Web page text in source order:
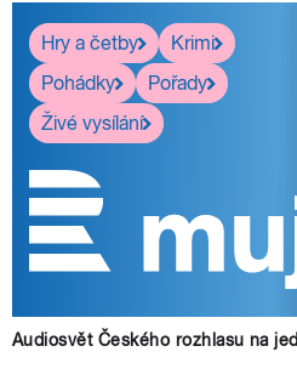
Hry a četby
Krimi
Pohádky
Pořady
Živé vysílání
Audiosvět Českého rozhlasu na